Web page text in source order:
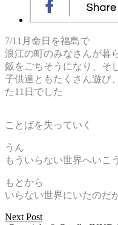
7/11月命日を福島で
浪江の町のみなさんが暮
飯をごちそうになり、そ
子供達ともたくさん遊び
た11日でした
ことばを失っていく
うん
もういらない世界へいこう
もとから
いらない世界にいたのだ
Next Post